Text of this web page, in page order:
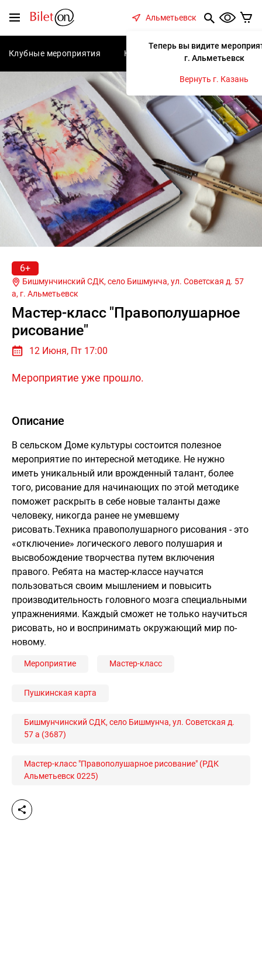
Меню
Альметьевск
Теперь вы видите
г. Альметьевск
Вернуть г. Казань
Клубные мероприятия Концерты Спектакли
6+
а, г. Альметьевск
Мастер-класс "Правополушарное
рисование"
12 Июня, Пт 17:00
Мероприятие уже прошло.
Описание
В сельском Доме культуры состоится полезное
мероприятие по интересной методике. Не нужно
иметь уникальный или врожденный талант, более
того, рисование для начинающих по этой методике
поможет раскрыть в себе новые таланты даже
человеку, никогда ранее не умевшему
рисовать.Техника правополушарного рисования - это
«отключение» логического левого полушария и
высвобождение творчества путем включения
правого. Ребята на мастер-классе научатся
пользоваться своим мышлением и повысить
производительность головного мозга специальными
упражнениями. Каждый сможет не только научиться
рисовать, но и воспринимать окружающий мир по-
новому.
Мероприятие Мастер-класс
Пушкинская карта
Бишмунчинский СДК, село Бишмунча, ул. Советская д.
57 а (3687)
Мастер-класс "Правополушарное рисование" (РДК
Альметьевск 0225)